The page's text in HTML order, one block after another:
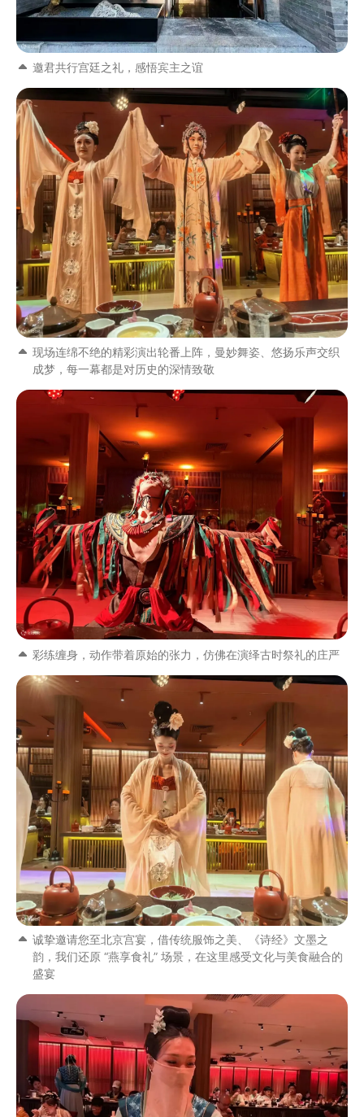
邀君共行宫廷之礼，感悟宾主之谊
现场连绵不绝的精彩演出轮番上阵，曼妙舞姿、悠扬乐声交织
成梦，每一幕都是对历史的深情致敬
彩练缠身，动作带着原始的张力，仿佛在演绎古时祭礼的庄严
诚挚邀请您至北京宫宴，借传统服饰之美、《诗经》文墨之
韵，我们还原 “燕享食礼” 场景，在这里感受文化与美食融合的
盛宴